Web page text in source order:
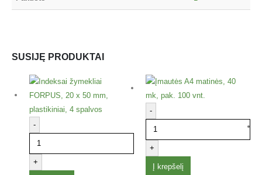
SUSIJĘ PRODUKTAI
-
+
-
+
Į krepšelį